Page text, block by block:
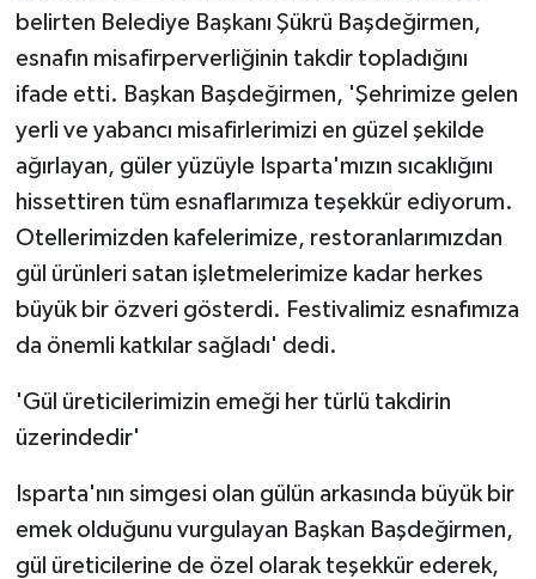
belirten Belediye Başkanı Şükrü Başdeğirmen,
esnafın misafirperverliğinin takdir topladığını
ifade etti. Başkan Başdeğirmen, 'Şehrimize gelen
yerli ve yabancı misafirlerimizi en güzel şekilde
ağırlayan, güler yüzüyle Isparta'mızın sıcaklığını
hissettiren tüm esnaflarımıza teşekkür ediyorum.
Otellerimizden kafelerimize, restoranlarımızdan
gül ürünleri satan işletmelerimize kadar herkes
büyük bir özveri gösterdi. Festivalimiz esnafımıza
da önemli katkılar sağladı' dedi.
'Gül üreticilerimizin emeği her türlü takdirin
üzerindedir'
Isparta'nın simgesi olan gülün arkasında büyük bir
emek olduğunu vurgulayan Başkan Başdeğirmen,
gül üreticilerine de özel olarak teşekkür ederek,